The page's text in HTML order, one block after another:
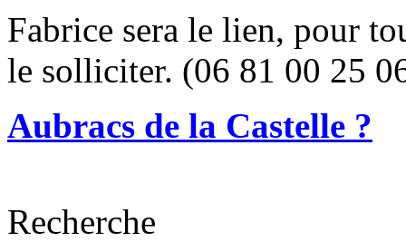
Fabrice sera le lien, pour
le solliciter. (06 81 00 25
Aubracs de la Castelle ?
Recherche